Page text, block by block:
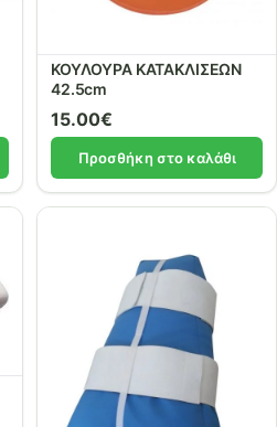
ΚΟΥΛΟΥΡΑ ΚΑΤΑΚΛΙΣΕΩΝ
42.5cm
15.00€
Προσθήκη στο καλάθι